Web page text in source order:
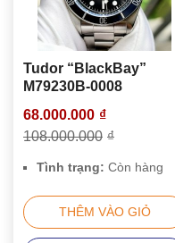
Tudor “BlackBay”
M79230B-0008
68.000.000 ₫
108.000.000 ₫
Tình trạng: Còn hàng
THÊM VÀO GIỎ